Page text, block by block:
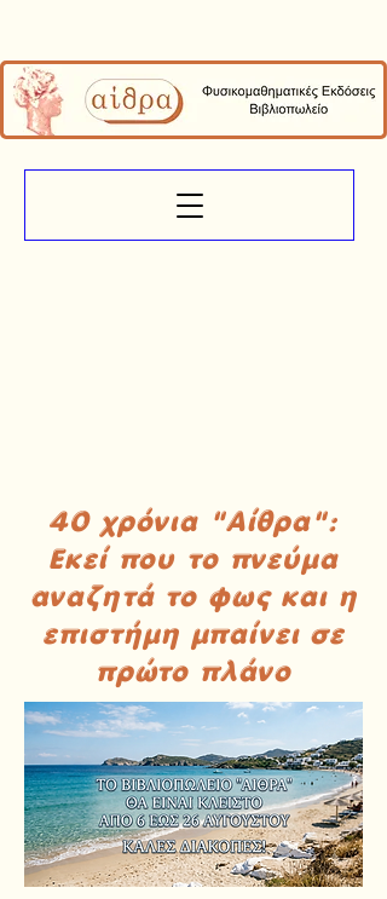
40 χρόνια "Αίθρα":
Εκεί που το πνεύμα
αναζητά το φως και η
επιστήμη μπαίνει σε
πρώτο πλάνο